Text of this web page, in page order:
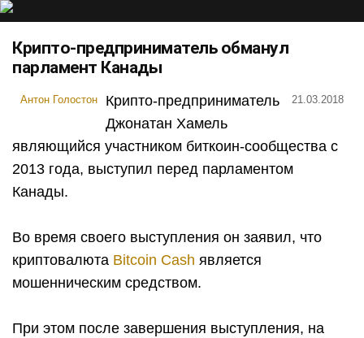
Крипто-предприниматель обманул
парламент Канады
Антон Голостон 21.03.2018
Крипто-предприниматель
Джонатан Хамель
являющийся участником биткоин-сообщества с
2013 года, выступил перед парламентом
Канады.
Во время своего выступления он заявил, что
криптовалюта Bitcoin Cash является
мошенническим средством.
При этом после завершения выступления, на